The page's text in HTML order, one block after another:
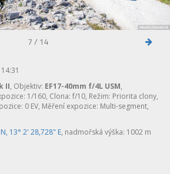
7 / 14
II, Objektiv: EF17-40mm f/4L USM,
1/160, Clona: f/10, Režim: Priorita clony,
0 EV, Měření expozice: Multi-segment,
13° 2' 28,728" E, nadmořská výška: 1002 m